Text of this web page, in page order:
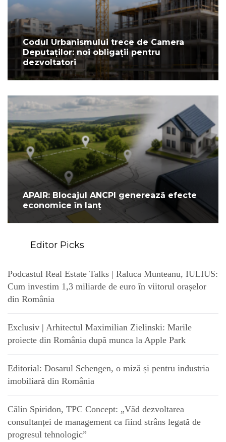
Codul Urbanismului trece de Camera
Deputaților: noi obligații pentru
dezvoltatori
APAIR: Blocajul ANCPI generează efecte
economice în lanț
Editor Picks
Podcastul Real Estate Talks | Raluca Munteanu, IULIUS:
Cum investim 1,3 miliarde de euro în viitorul orașelor
din România
Exclusiv | Arhitectul Maximilian Zielinski: Marile
proiecte din România după munca la Apple Park
Editorial: Dosarul Schengen, o miză și pentru industria
imobiliară din România
Călin Spiridon, TPC Concept: „Văd dezvoltarea
consultanței de management ca fiind strâns legată de
progresul tehnologic”